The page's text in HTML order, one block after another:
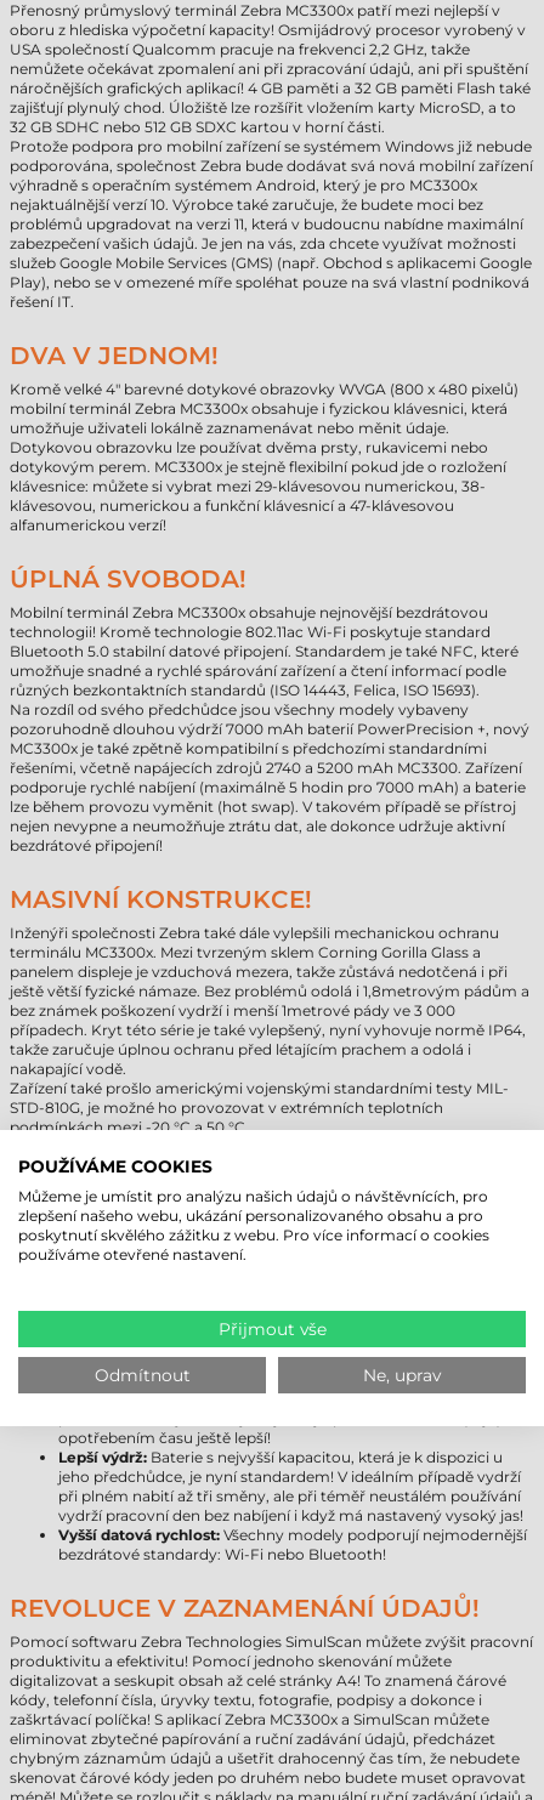
Přenosný průmyslový terminál Zebra MC3300x patří mezi nejlepší v
oboru z hlediska výpočetní kapacity! Osmijádrový procesor vyrobený v
USA společností Qualcomm pracuje na frekvenci 2,2 GHz, takže
nemůžete očekávat zpomalení ani při zpracování údajů, ani při spuštění
náročnějších grafických aplikací! 4 GB paměti a 32 GB paměti Flash také
zajišťují plynulý chod. Úložiště lze rozšířit vložením karty MicroSD, a to
32 GB SDHC nebo 512 GB SDXC kartou v horní části.
Protože podpora pro mobilní zařízení se systémem Windows již nebude
podporována, společnost Zebra bude dodávat svá nová mobilní zařízení
výhradně s operačním systémem Android, který je pro MC3300x
nejaktuálnější verzí 10. Výrobce také zaručuje, že budete moci bez
problémů upgradovat na verzi 11, která v budoucnu nabídne maximální
zabezpečení vašich údajů. Je jen na vás, zda chcete využívat možnosti
služeb Google Mobile Services (GMS) (např. Obchod s aplikacemi Google
Play), nebo se v omezené míře spoléhat pouze na svá vlastní podniková
řešení IT.
DVA V JEDNOM!
Kromě velké 4" barevné dotykové obrazovky WVGA (800 x 480 pixelů)
mobilní terminál Zebra MC3300x obsahuje i fyzickou klávesnici, která
umožňuje uživateli lokálně zaznamenávat nebo měnit údaje.
Dotykovou obrazovku lze používat dvěma prsty, rukavicemi nebo
dotykovým perem. MC3300x je stejně flexibilní pokud jde o rozložení
klávesnice: můžete si vybrat mezi 29-klávesovou numerickou, 38-
klávesovou, numerickou a funkční klávesnicí a 47-klávesovou
alfanumerickou verzí!
ÚPLNÁ SVOBODA!
Mobilní terminál Zebra MC3300x obsahuje nejnovější bezdrátovou
technologii! Kromě technologie 802.11ac Wi-Fi poskytuje standard
Bluetooth 5.0 stabilní datové připojení. Standardem je také NFC, které
umožňuje snadné a rychlé spárování zařízení a čtení informací podle
různých bezkontaktních standardů (ISO 14443, Felica, ISO 15693).
Na rozdíl od svého předchůdce jsou všechny modely vybaveny
pozoruhodně dlouhou výdrží 7000 mAh baterií PowerPrecision +, nový
MC3300x je také zpětně kompatibilní s předchozími standardními
řešeními, včetně napájecích zdrojů 2740 a 5200 mAh MC3300. Zařízení
podporuje rychlé nabíjení (maximálně 5 hodin pro 7000 mAh) a baterie
lze během provozu vyměnit (hot swap). V takovém případě se přístroj
nejen nevypne a neumožňuje ztrátu dat, ale dokonce udržuje aktivní
bezdrátové připojení!
MASIVNÍ KONSTRUKCE!
Inženýři společnosti Zebra také dále vylepšili mechanickou ochranu
terminálu MC3300x. Mezi tvrzeným sklem Corning Gorilla Glass a
panelem displeje je vzduchová mezera, takže zůstává nedotčená i při
ještě větší fyzické námaze. Bez problémů odolá i 1,8metrovým pádům a
bez známek poškození vydrží i menší 1metrové pády ve 3 000
případech. Kryt této série je také vylepšený, nyní vyhovuje normě IP64,
takže zaručuje úplnou ochranu před létajícím prachem a odolá i
nakapající vodě.
Zařízení také prošlo americkými vojenskými standardními testy MIL-
STD-810G, je možné ho provozovat v extrémních teplotních
podmínkách mezi -20 °C a 50 °C.
MOTOROLA/SYMBOL MC3300 VS. ZEBRA
MC3300X
Nový procesor:8jádrový procesor Qualcomm 2,2 GHz poskytuje
modernější platformu nejlepšího výkonu s víceletou zárukou.
Model Zebra MC3300x přichází s nejnovějším
operačním systémem společnosti Google, který lze později
inovovat na verzi 11, takže si můžete být jisti, že zařízení
nezestárne!
Masivnější kryt zařízení:Výrobce pokročil v inovaci odolnosti
opotřebením času ještě lepší!
Lepší výdrž: Baterie s nejvyšší kapacitou, která je k dispozici u
jeho předchůdce, je nyní standardem! V ideálním případě vydrží
při plném nabití až tři směny, ale při téměř neustálém používání
vydrží pracovní den bez nabíjení i když má nastavený vysoký jas!
Vyšší datová rychlost: Všechny modely podporují nejmodernější
bezdrátové standardy: Wi-Fi nebo Bluetooth!
REVOLUCE V ZAZNAMENÁNÍ ÚDAJŮ!
Pomocí softwaru Zebra Technologies SimulScan můžete zvýšit pracovní
produktivitu a efektivitu! Pomocí jednoho skenování můžete
digitalizovat a seskupit obsah až celé stránky A4! To znamená čárové
kódy, telefonní čísla, úryvky textu, fotografie, podpisy a dokonce i
zaškrtávací políčka! S aplikací Zebra MC3300x a SimulScan můžete
eliminovat zbytečné papírování a ruční zadávání údajů, předcházet
chybným záznamům údajů a ušetřit drahocenný čas tím, že nebudete
skenovat čárové kódy jeden po druhém nebo budete muset opravovat
POUŽÍVÁME COOKIES
Můžeme je umístit pro analýzu našich údajů o návštěvnících, pro
zlepšení našeho webu, ukázání personalizovaného obsahu a pro
poskytnutí skvělého zážitku z webu. Pro více informací o cookies
používáme otevřené nastavení.
Přijmout vše
Odmítnout Ne, uprav